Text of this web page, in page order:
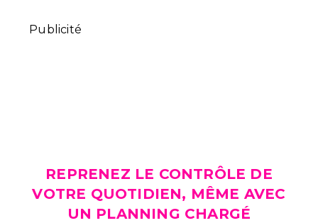
Publicité
REPRENEZ LE CONTRÔLE DE
VOTRE QUOTIDIEN, MÊME AVEC
UN PLANNING CHARGÉ